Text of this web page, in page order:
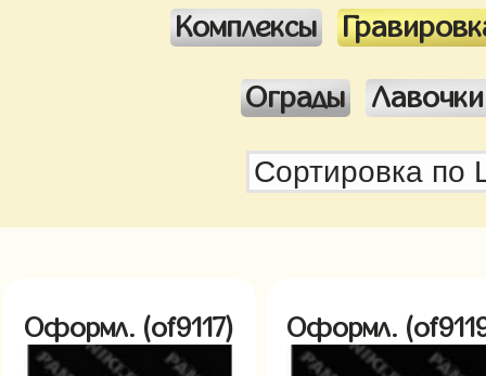
Комплексы
Ограды
Оформл. (of9117) Оформл.